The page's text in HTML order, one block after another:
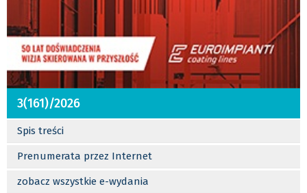
3(161)/2026
Spis treści
Prenumerata przez Internet
zobacz wszystkie e-wydania